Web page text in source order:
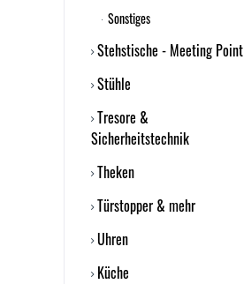
Sonstiges
Stehstische - Meeting Point
Stühle
Tresore &
Sicherheitstechnik
Theken
Türstopper & mehr
Uhren
Küche